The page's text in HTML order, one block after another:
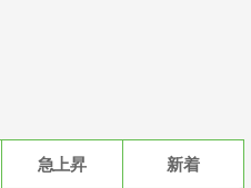
急上昇 新着